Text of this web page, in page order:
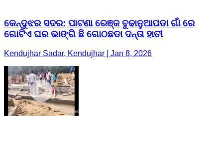
କେନ୍ଦୁଝର ସଦର: ପାଟଣା ରେଞ୍ଜ ବୁଢାନୁଆପଡା ଗାଁ ରେ
ଗୋଟିଏ ଘର ଭାଙ୍ଗି ଛି ଗୋଠଛଡା ଦନ୍ତା ହାତୀ
Kendujhar Sadar, Kendujhar | Jan 8, 2026